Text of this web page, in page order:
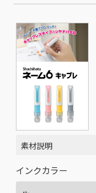
素材説明
インクカラー